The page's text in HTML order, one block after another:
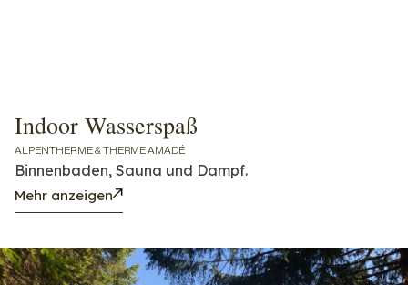
Indoor Wasserspaß
ALPENTHERME & THERME AMADÉ
Binnenbaden, Sauna und Dampf.
Mehr anzeigen